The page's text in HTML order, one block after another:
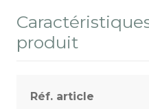
produit
Réf. article